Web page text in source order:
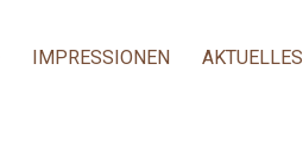
IMPRESSIONEN AKTUELLES